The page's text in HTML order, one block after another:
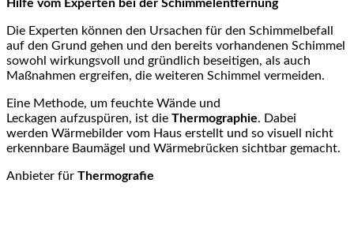
Hilfe vom Experten bei der Schimmelentfernung
Die Experten können den Ursachen für den Schimmelbefall
auf den Grund gehen und den bereits vorhandenen Schimmel
sowohl wirkungsvoll und gründlich beseitigen, als auch
Maßnahmen ergreifen, die weiteren Schimmel vermeiden.
Eine Methode, um feuchte Wände und
Leckagen aufzuspüren, ist die Thermographie. Dabei
werden Wärmebilder vom Haus erstellt und so visuell nicht
erkennbare Baumägel und Wärmebrücken sichtbar gemacht.
Anbieter für Thermografie